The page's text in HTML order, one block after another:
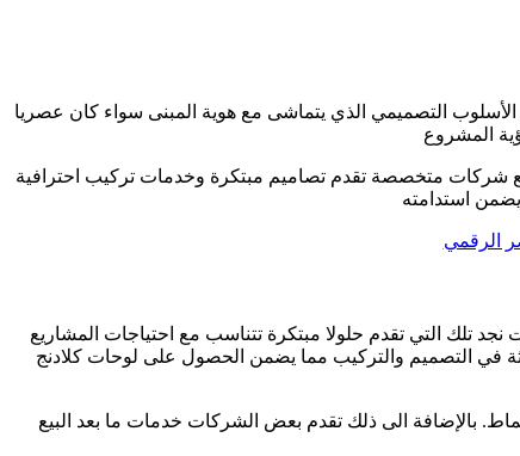
الأسلوب التصميمي الذي يتماشى مع هوية المبنى سواء كان عصريا
المشروع
مع شركات متخصصة تقدم تصاميم مبتكرة وخدمات تركيب احترافية
استدامته
الرقمي
تلك التي تقدم حلولا مبتكرة تتناسب مع احتياجات المشاريع
في التصميم والتركيب مما يضمن الحصول على لوحات كلادنج
بالإضافة الى ذلك تقدم بعض الشركات خدمات ما بعد البيع